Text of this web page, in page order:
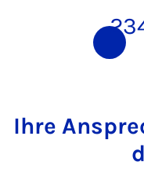
1 23
Ihre